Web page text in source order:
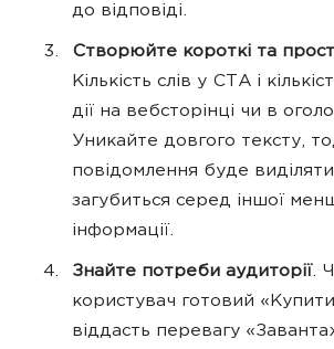
до відповіді.
Створюйте короткі та
Кількість слів у CTA і
дії на вебсторінці чи в
Уникайте довгого тексту,
повідомлення буде
загубиться серед іншої
інформації.
Знайте потреби аудиторії.
користувач готовий
віддасть перевагу